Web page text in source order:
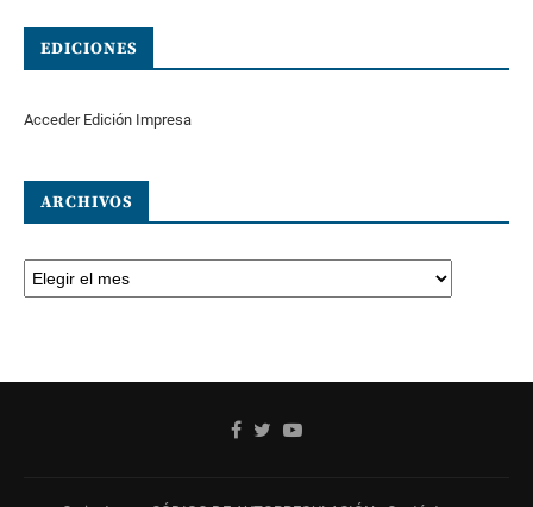
EDICIONES
Acceder Edición Impresa
ARCHIVOS